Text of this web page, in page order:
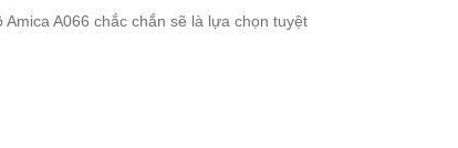
A066 chắc chắn sẽ là lựa chọn tuyệt